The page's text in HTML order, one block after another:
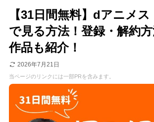
【31日間無料】dアニメ
で見る方法！登録・解約
作品も紹介！
2026年7月21日
当ページのリンクには一部PRを含みます。